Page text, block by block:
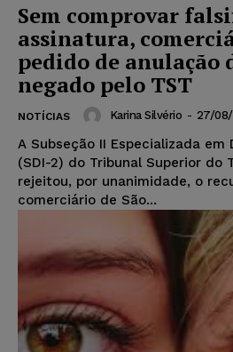
Sem comprovar
assinatura,
pedido de anulação
negado pelo TST
NOTÍCIAS Karina Silvério - 27/
A Subseção II Especializada em
(SDI-2) do Tribunal Superior do
rejeitou, por unanimidade, o
comerciário de São...